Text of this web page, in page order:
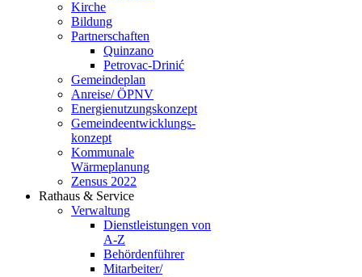
Kirche
Bildung
Partnerschaften
Quinzano
Petrovac-Drinić
Gemeindeplan
Anreise/ ÖPNV
Energienutzungskonzept
Gemeindeentwicklungs­
konzept
Kommunale
Wärmeplanung
Zensus 2022
Rathaus & Service
Verwaltung
Dienstleistungen von
A-Z
Behördenführer
Mitarbeiter/